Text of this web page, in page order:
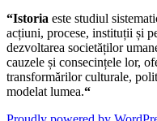
“Istoria este studiul
acțiuni, procese, instituții și
dezvoltarea societăților
cauzele și consecințele lor,
transformărilor culturale,
modelat lumea.“